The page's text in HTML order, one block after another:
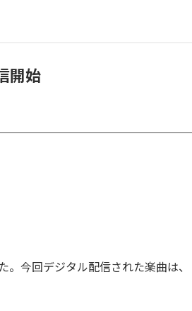
開始
。今回デジタル配信された楽曲は、